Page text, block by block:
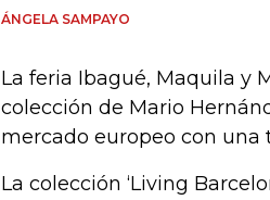
ÁNGELA SAMPAYO
La feria Ibagué, Maquila y
colección de Mario
mercado europeo con una
La colección ‘Living